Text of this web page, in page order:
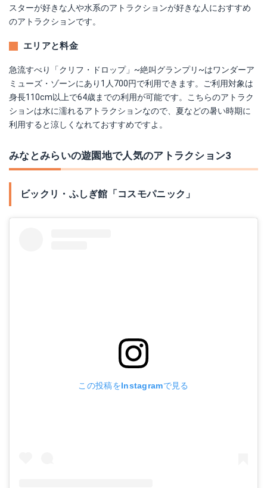
スターが好きな人や水系のアトラクションが好きな人におすすめ
のアトラクションです。
エリアと料金
急流すべり「クリフ・ドロップ」~絶叫グランプリ~はワンダーア
ミューズ・ゾーンにあり1人700円で利用できます。ご利用対象は
身長110cm以上で64歳までの利用が可能です。こちらのアトラク
ションは水に濡れるアトラクションなので、夏などの暑い時期に
利用すると涼しくなれておすすめですよ。
みなとみらいの遊園地で人気のアトラクション3
ビックリ・ふしぎ館「コスモパニック」
この投稿をInstagramで見る